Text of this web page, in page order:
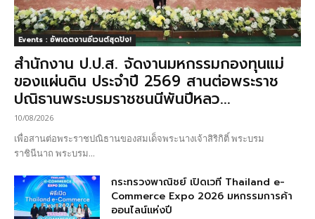
Events : อัพเดตงานอีเวนต์สุดปัง!
สำนักงาน ป.ป.ส. จัดงานมหกรรมกองทุนแม่
ของแผ่นดิน ประจำปี 2569 สานต่อพระราช
ปณิธานพระบรมราชชนนีพันปีหลว...
10/08/2026
เพื่อสานต่อพระราชปณิธานของสมเด็จพระนางเจ้าสิริกิติ์ พระบรม
ราชินีนาถ พระบรม...
กระทรวงพาณิชย์ เปิดเวที Thailand e-
Commerce Expo 2026 มหกรรมการค้า
ออนไลน์แห่งปี